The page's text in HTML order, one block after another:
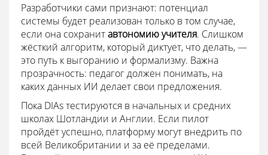
Разработчики сами признают: потенциал
системы будет реализован только в том случае,
если она сохранитавтономию учителя. Слишком
жёсткий алгоритм, который диктует, что делать, —
это путь к выгоранию и формализму. Важна
прозрачность: педагог должен понимать, на
каких данных ИИ делает свои предложения.
Пока DIAs тестируются в начальных и средних
школах Шотландии и Англии. Если пилот
пройдёт успешно, платформу могут внедрить по
всей Великобритании и за её пределами.